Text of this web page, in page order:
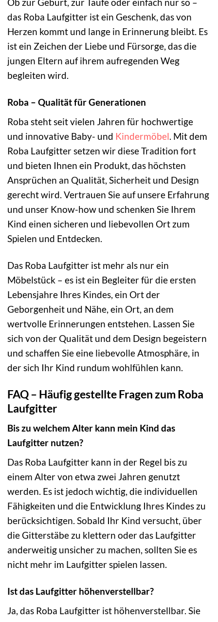
Ob zur Geburt, zur Taufe oder einfach nur so –
das Roba Laufgitter ist ein Geschenk, das von
Herzen kommt und lange in Erinnerung bleibt. Es
ist ein Zeichen der Liebe und Fürsorge, das die
jungen Eltern auf ihrem aufregenden Weg
begleiten wird.
Roba – Qualität für Generationen
Roba steht seit vielen Jahren für hochwertige
und innovative Baby- und Kindermöbel. Mit dem
Roba Laufgitter setzen wir diese Tradition fort
und bieten Ihnen ein Produkt, das höchsten
Ansprüchen an Qualität, Sicherheit und Design
gerecht wird. Vertrauen Sie auf unsere Erfahrung
und unser Know-how und schenken Sie Ihrem
Kind einen sicheren und liebevollen Ort zum
Spielen und Entdecken.
Das Roba Laufgitter ist mehr als nur ein
Möbelstück – es ist ein Begleiter für die ersten
Lebensjahre Ihres Kindes, ein Ort der
Geborgenheit und Nähe, ein Ort, an dem
wertvolle Erinnerungen entstehen. Lassen Sie
sich von der Qualität und dem Design begeistern
und schaffen Sie eine liebevolle Atmosphäre, in
der sich Ihr Kind rundum wohlfühlen kann.
FAQ – Häufig gestellte Fragen zum Roba
Laufgitter
Bis zu welchem Alter kann mein Kind das
Laufgitter nutzen?
Das Roba Laufgitter kann in der Regel bis zu
einem Alter von etwa zwei Jahren genutzt
werden. Es ist jedoch wichtig, die individuellen
Fähigkeiten und die Entwicklung Ihres Kindes zu
berücksichtigen. Sobald Ihr Kind versucht, über
die Gitterstäbe zu klettern oder das Laufgitter
anderweitig unsicher zu machen, sollten Sie es
nicht mehr im Laufgitter spielen lassen.
Ist das Laufgitter höhenverstellbar?
Ja, das Roba Laufgitter ist höhenverstellbar. Sie